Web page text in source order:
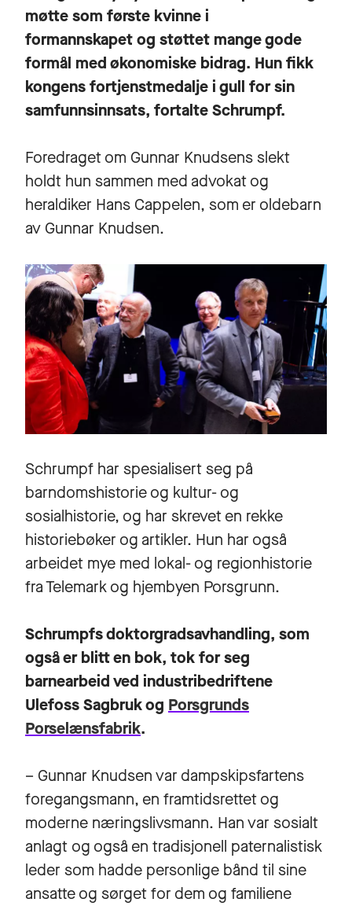
møtte som første kvinne i
formannskapet og støttet mange gode
formål med økonomiske bidrag. Hun fikk
kongens fortjenstmedalje i gull for sin
samfunnsinnsats, fortalte Schrumpf.
Foredraget om Gunnar Knudsens slekt
holdt hun sammen med advokat og
heraldiker Hans Cappelen, som er oldebarn
av Gunnar Knudsen.
Schrumpf har spesialisert seg på
barndomshistorie og kultur- og
sosialhistorie, og har skrevet en rekke
historiebøker og artikler. Hun har også
arbeidet mye med lokal- og regionhistorie
fra Telemark og hjembyen Porsgrunn.
Schrumpfs doktorgradsavhandling, som
også er blitt en bok, tok for seg
barnearbeid ved industribedriftene
Ulefoss Sagbruk og Porsgrunds
Porselænsfabrik.
– Gunnar Knudsen var dampskipsfartens
foregangsmann, en framtidsrettet og
moderne næringslivsmann. Han var sosialt
anlagt og også en tradisjonell paternalistisk
leder som hadde personlige bånd til sine
ansatte og sørget for dem og familiene